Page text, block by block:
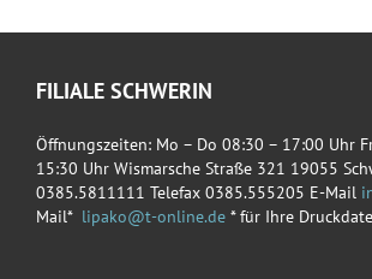
FILIALE SCHWERIN
Öffnungszeiten: Mo – Do 08:30 – 17:00
15:30 Uhr Wismarsche Straße 321 19055
0385.5811111 Telefax 0385.555205 E-Mail
Mail* lipako@t-online.de * für Ihre